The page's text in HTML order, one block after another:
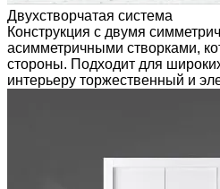
Двухстворчатая система
Конструкция с двумя
асимметричными створками,
стороны. Подходит для
интерьеру торжественный и